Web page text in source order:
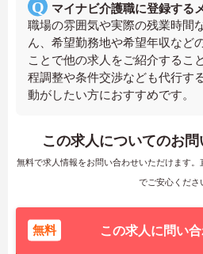
マイナビ介護職に登録する
職場の雰囲気や実際の残業時間
ん、希望勤務地や希望年収など
ことで他の求人をご紹介するこ
程調整や条件交渉なども代行す
動がしたい方におすすめです。
この求人についてのお
無料で求人情報をお問い合わせいただけます
でご安心くださ
無料 この求人に問い